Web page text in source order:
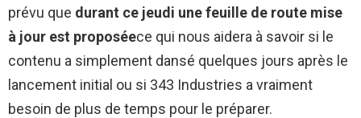
prévu que durant ce jeudi une feuille de route mise
à jour est proposéece qui nous aidera à savoir si le
contenu a simplement dansé quelques jours après le
lancement initial ou si 343 Industries a vraiment
besoin de plus de temps pour le préparer.